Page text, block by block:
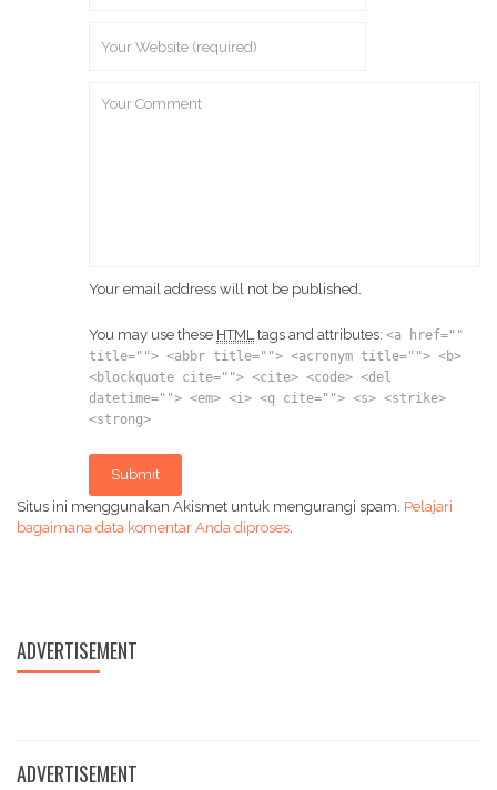
Your email address will not be published.
You may use these HTMLtags and attributes: <a href=""
title=""> <abbr title=""> <acronym title=""> <b>
<blockquote cite=""> <cite> <code> <del
datetime=""> <em> <i> <q cite=""> <s> <strike>
<strong>
Submit
Situs ini menggunakan Akismet untuk mengurangi spam. Pelajari
bagaimana data komentar Anda diproses.
ADVERTISEMENT
ADVERTISEMENT